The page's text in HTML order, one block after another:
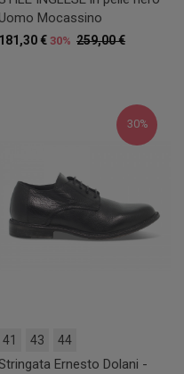
Mocassino
259,00 €
181,30 € 30%
30%
41 43 44
Ernesto Dolani -